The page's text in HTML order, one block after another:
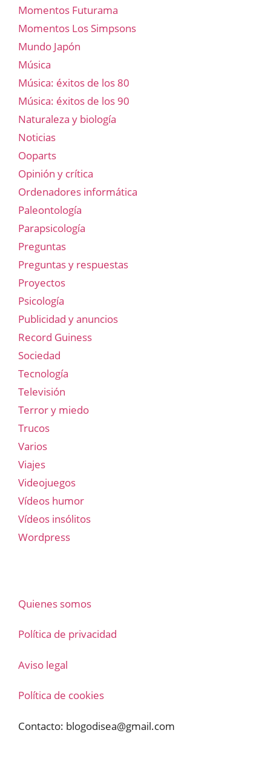
Momentos Futurama
Momentos Los Simpsons
Mundo Japón
Música
Música: éxitos de los 80
Música: éxitos de los 90
Naturaleza y biología
Noticias
Ooparts
Opinión y crítica
Ordenadores informática
Paleontología
Parapsicología
Preguntas
Preguntas y respuestas
Proyectos
Psicología
Publicidad y anuncios
Record Guiness
Sociedad
Tecnología
Televisión
Terror y miedo
Trucos
Varios
Viajes
Videojuegos
Vídeos humor
Vídeos insólitos
Wordpress
Quienes somos
Política de privacidad
Aviso legal
Política de cookies
Contacto: blogodisea@gmail.com